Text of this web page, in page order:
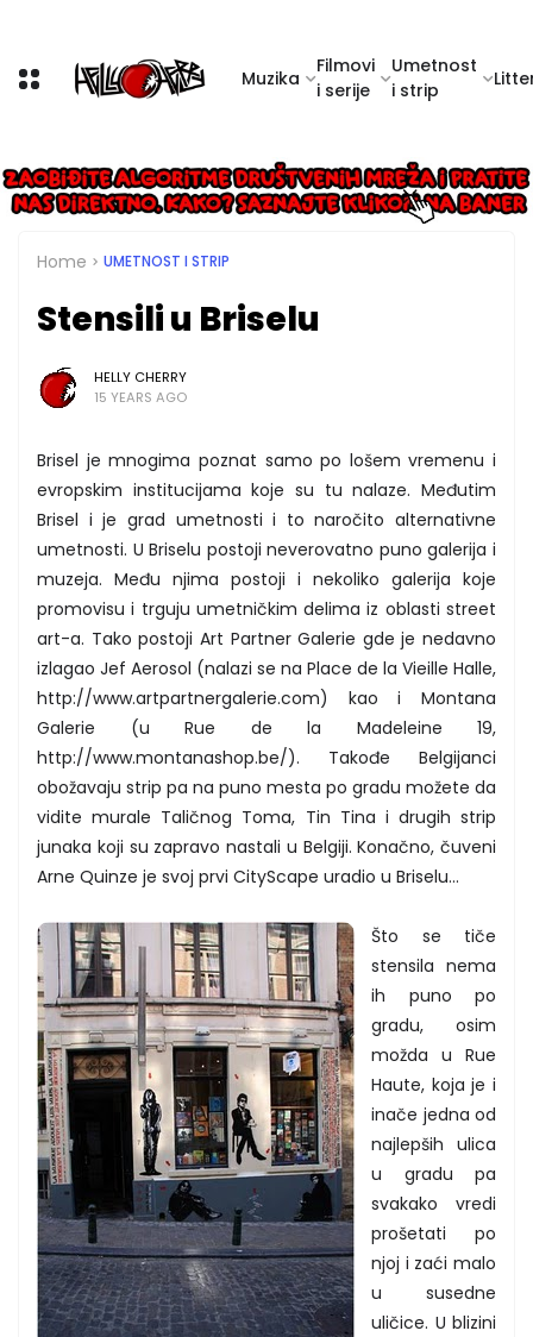
Muzika
Filmovi
i serije
Umetnost
i strip
Home UMETNOST I STRIP
Stensili u Briselu
HELLY CHERRY
15 YEARS AGO
Brisel je mnogima poznat samo po lošem vremenu i
evropskim institucijama koje su tu nalaze. Međutim
Brisel i je grad umetnosti i to naročito alternativne
umetnosti. U Briselu postoji neverovatno puno galerija i
muzeja. Među njima postoji i nekoliko galerija koje
promovisu i trguju umetničkim delima iz oblasti street
art-a. Tako postoji Art Partner Galerie gde je nedavno
izlagao Jef Aerosol (nalazi se na Place de la Vieille Halle,
http://www.artpartnergalerie.com) kao i Montana
Galerie (u Rue de la Madeleine 19,
http://www.montanashop.be/). Takođe Belgijanci
obožavaju strip pa na puno mesta po gradu možete da
vidite murale Taličnog Toma, Tin Tina i drugih strip
junaka koji su zapravo nastali u Belgiji. Konačno, čuveni
Arne Quinze je svoj prvi CityScape uradio u Briselu…
Što se tiče
stensila nema
ih puno po
gradu, osim
možda u Rue
Haute, koja je i
inače jedna od
najlepših ulica
u gradu pa
svakako vredi
prošetati po
njoj i zaći malo
u susedne
uličice. U blizini